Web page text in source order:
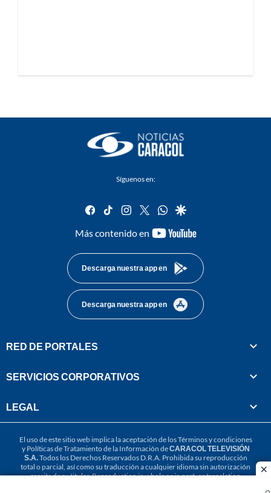
Síguenos en:
facebook
tiktok instagram
twitterwhatsapp
google
Más contenido en
youtube-
Descarga nuestra app en
Descarga nuestra app en
RED DE PORTALES
SERVICIOS CORPORATIVOS
LEGAL
El uso de este sitio web implica la aceptación de losTérminos y condiciones
y Políticas de Tratamiento de la Información deCARACOL TELEVISIÓN
S.A.Todos los Derechos Reservados D.R.A. Prohibida su reproducción
total o parcial, así como su traducción a cualquier idioma sin autorización
escrita de su titular. Reproduction in whole or in part, or translation